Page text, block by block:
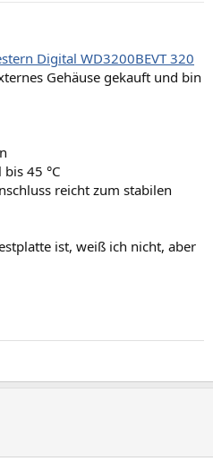
Digital WD3200BEVT 320
Gehäuse gekauft und bin
45 °C
reicht zum stabilen
ist, weiß ich nicht, aber